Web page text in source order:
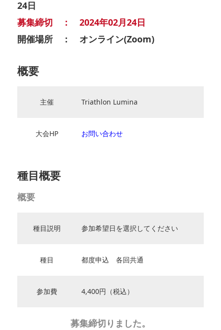
24日
募集締切 ： 2024年02月24日
開催場所 ： オンライン(Zoom)
概要
主催 Triathlon Lumina
大会HP お問い合わせ
種目概要
概要
種目説明 参加希望日を選択してください
種目 都度申込 各回共通
参加費 4,400円（税込）
募集締切りました。